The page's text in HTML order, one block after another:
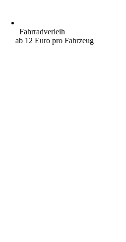
Fahrradverleih
ab 12 Euro pro Fahrzeug